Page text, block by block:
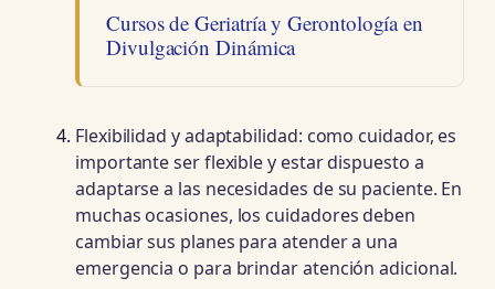
Cursos de Geriatría y Gerontología en
Divulgación Dinámica
Flexibilidad y adaptabilidad: como cuidador, es
importante ser flexible y estar dispuesto a
adaptarse a las necesidades de su paciente. En
muchas ocasiones, los cuidadores deben
cambiar sus planes para atender a una
emergencia o para brindar atención adicional.